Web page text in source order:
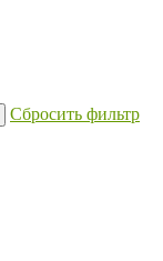
Сбросить фильтр